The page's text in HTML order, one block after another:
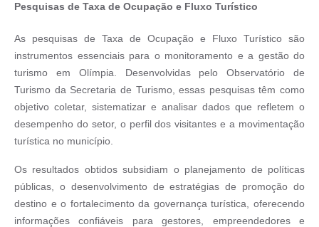
Pesquisas de Taxa de Ocupação e Fluxo Turístico
As pesquisas de Taxa de Ocupação e Fluxo Turístico são
instrumentos essenciais para o monitoramento e a gestão do
turismo em Olímpia. Desenvolvidas pelo Observatório de
Turismo da Secretaria de Turismo, essas pesquisas têm como
objetivo coletar, sistematizar e analisar dados que refletem o
desempenho do setor, o perfil dos visitantes e a movimentação
turística no município.
Os resultados obtidos subsidiam o planejamento de políticas
públicas, o desenvolvimento de estratégias de promoção do
destino e o fortalecimento da governança turística, oferecendo
informações confiáveis para gestores, empreendedores e